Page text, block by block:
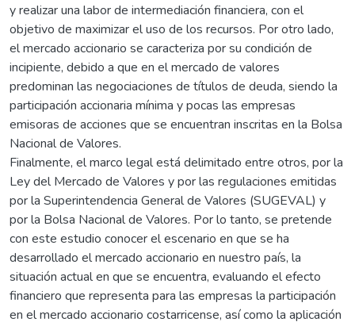
y realizar una labor de intermediación financiera, con el
objetivo de maximizar el uso de los recursos. Por otro lado,
el mercado accionario se caracteriza por su condición de
incipiente, debido a que en el mercado de valores
predominan las negociaciones de títulos de deuda, siendo la
participación accionaria mínima y pocas las empresas
emisoras de acciones que se encuentran inscritas en la Bolsa
Nacional de Valores.
Finalmente, el marco legal está delimitado entre otros, por la
Ley del Mercado de Valores y por las regulaciones emitidas
por la Superintendencia General de Valores (SUGEVAL) y
por la Bolsa Nacional de Valores. Por lo tanto, se pretende
con este estudio conocer el escenario en que se ha
desarrollado el mercado accionario en nuestro país, la
situación actual en que se encuentra, evaluando el efecto
financiero que representa para las empresas la participación
en el mercado accionario costarricense, así como la aplicación